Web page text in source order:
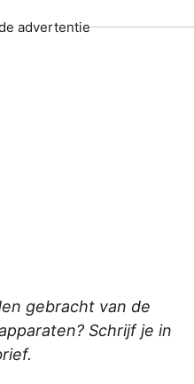
advertentie
gebracht van de
Schrijf je in